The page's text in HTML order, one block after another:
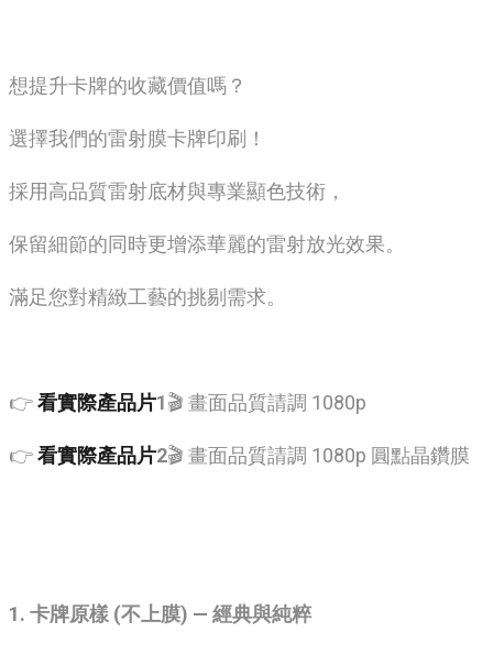
想提升卡牌的收藏價值嗎？
選擇我們的雷射膜卡牌印刷！
採用高品質雷射底材與專業顯色技術，
保留細節的同時更增添華麗的雷射放光效果。
滿足您對精緻工藝的挑剔需求。
👉看實際產品片1🎬 畫面品質請調 1080p
👉看實際產品片2🎬 畫面品質請調 1080p 圓點晶鑽膜
1. 卡牌原樣 (不上膜) — 經典與純粹